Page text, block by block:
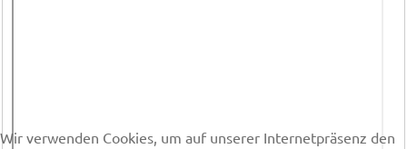
Wir verwenden Cookies, um auf unserer Internetpräsenz den